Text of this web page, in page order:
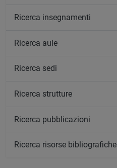
Ricerca insegnamenti
Ricerca aule
Ricerca sedi
Ricerca strutture
Ricerca pubblicazioni
Ricerca risorse bibliografiche